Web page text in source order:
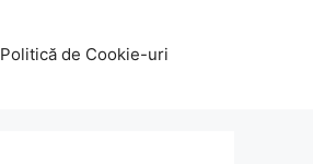
Politică de Cookie-uri